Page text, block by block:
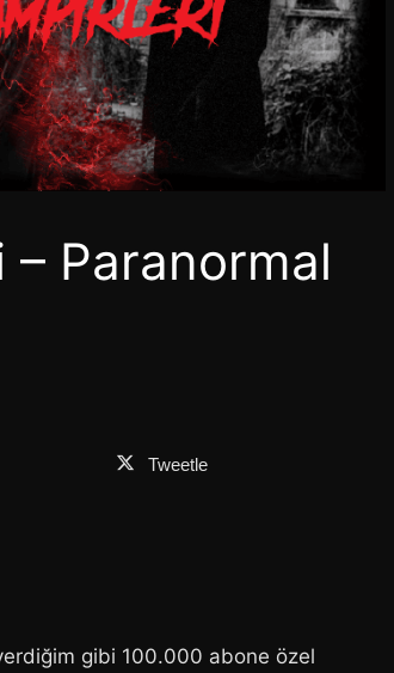
Paranormal
Tweetle
gibi 100.000 abone özel